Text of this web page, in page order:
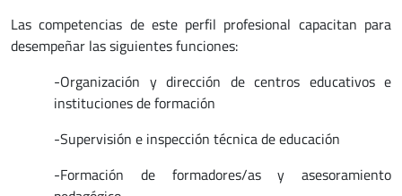
Las competencias de este perfil profesional capacitan para
desempeñar las siguientes funciones:
-Organización y dirección de centros educativos e
instituciones de formación
-Supervisión e inspección técnica de educación
-Formación de formadores/as y asesoramiento